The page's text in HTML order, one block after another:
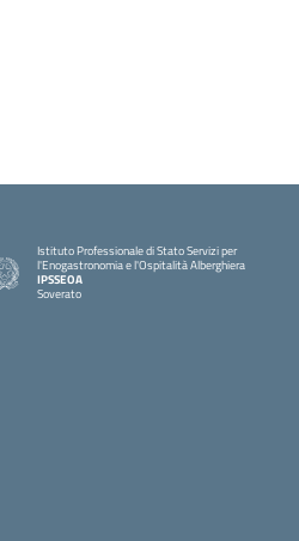
Istituto Professionale di Stato Servizi per
l'Enogastronomia e l'Ospitalità Alberghiera
IPSSEOA
Soverato